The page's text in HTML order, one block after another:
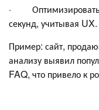
· Оптимизировать
секунд, учитывая UX.
Пример: сайт,
анализу выявил
FAQ, что привело к